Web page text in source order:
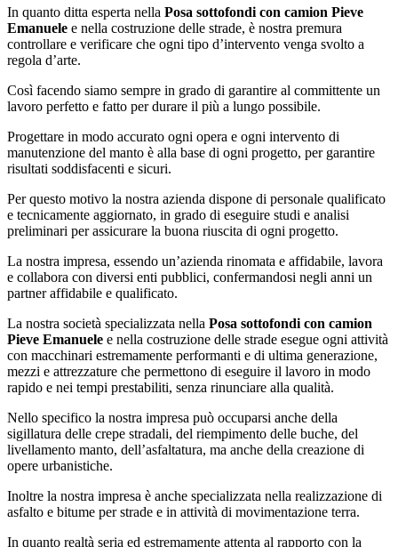
In quanto ditta esperta nella Posa sottofondi con camion Pieve
Emanuele e nella costruzione delle strade, è nostra premura
controllare e verificare che ogni tipo d’intervento venga svolto a
regola d’arte.
Così facendo siamo sempre in grado di garantire al committente un
lavoro perfetto e fatto per durare il più a lungo possibile.
Progettare in modo accurato ogni opera e ogni intervento di
manutenzione del manto è alla base di ogni progetto, per garantire
risultati soddisfacenti e sicuri.
Per questo motivo la nostra azienda dispone di personale qualificato
e tecnicamente aggiornato, in grado di eseguire studi e analisi
preliminari per assicurare la buona riuscita di ogni progetto.
La nostra impresa, essendo un’azienda rinomata e affidabile, lavora
e collabora con diversi enti pubblici, confermandosi negli anni un
partner affidabile e qualificato.
La nostra società specializzata nella Posa sottofondi con camion
Pieve Emanuele e nella costruzione delle strade esegue ogni attività
con macchinari estremamente performanti e di ultima generazione,
mezzi e attrezzature che permettono di eseguire il lavoro in modo
rapido e nei tempi prestabiliti, senza rinunciare alla qualità.
Nello specifico la nostra impresa può occuparsi anche della
sigillatura delle crepe stradali, del riempimento delle buche, del
livellamento manto, dell’asfaltatura, ma anche della creazione di
opere urbanistiche.
Inoltre la nostra impresa è anche specializzata nella realizzazione di
asfalto e bitume per strade e in attività di movimentazione terra.
In quanto realtà seria ed estremamente attenta al rapporto con la